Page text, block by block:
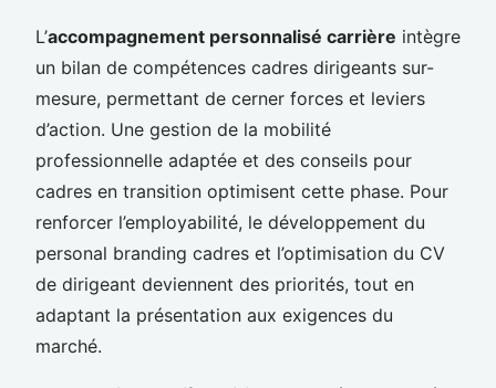
L’accompagnement personnalisé carrière intègre
un bilan de compétences cadres dirigeants sur-
mesure, permettant de cerner forces et leviers
d’action. Une gestion de la mobilité
professionnelle adaptée et des conseils pour
cadres en transition optimisent cette phase. Pour
renforcer l’employabilité, le développement du
personal branding cadres et l’optimisation du CV
de dirigeant deviennent des priorités, tout en
adaptant la présentation aux exigences du
marché.